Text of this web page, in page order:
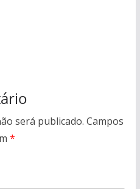
será publicado. Campos
*